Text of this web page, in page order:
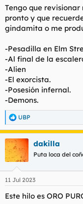
Tengo que
pronto y que
gindamita o me
-Pesadilla en Elm
-Al final de la
-Alien
-El exorcista.
-Posesión infernal.
-Demons.
R
e
c
c
i
e
:
UBP
dakilla
Puta loca del
11 Jul 2023
Este hilo es ORO